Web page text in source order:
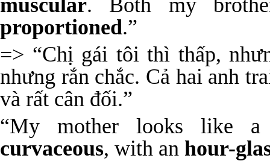
muscular. Both my
proportioned.”
=> “Chị gái tôi thì thấp,
nhưng rắn chắc. Cả hai anh
và rất cân đối.”
“My mother looks like
curvaceous, with an hour-